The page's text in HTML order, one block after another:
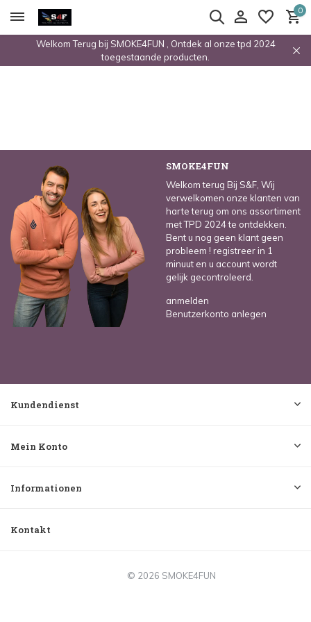
0
Welkom Terug bij SMOKE4FUN , Ontdek al onze tpd 2024
toegestaande producten.
SMOKE4FUN
Welkom terug Bij S&F, Wij
verwelkomen onze klanten van
harte terug om ons assortiment
met TPD 2024 te ontdekken.
Bent u nog geen klant geen
probleem ! registreer in 1
minuut en u account wordt
gelijk gecontroleerd.
anmelden
Benutzerkonto anlegen
Kundendienst
Mein Konto
Informationen
Kontakt
© 2026 SMOKE4FUN